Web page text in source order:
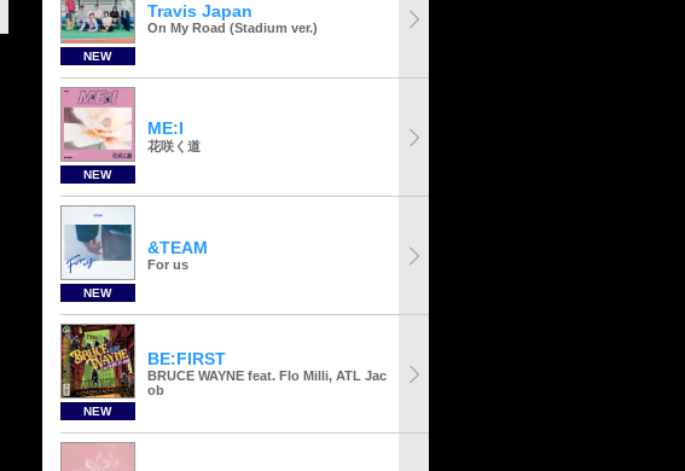
NEW
Travis Japan
On My Road (Stadium ver.)
NEW
ME:I
花咲く道
NEW
&TEAM
For us
NEW
BE:FIRST
BRUCE WAYNE feat. Flo Milli, ATL Jac
ob